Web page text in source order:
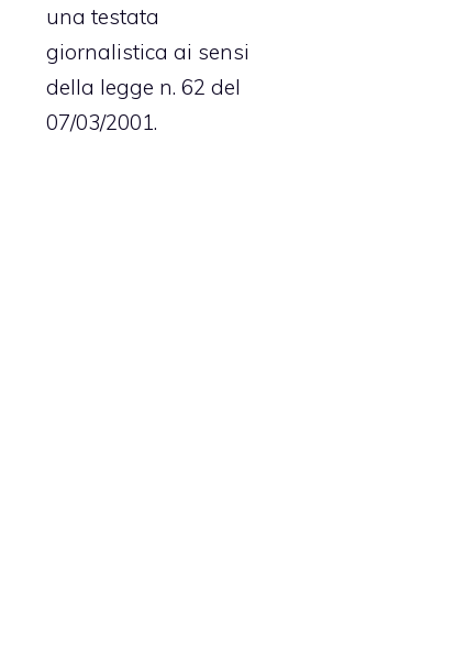
una testata
giornalistica ai sensi
della legge n. 62 del
07/03/2001.